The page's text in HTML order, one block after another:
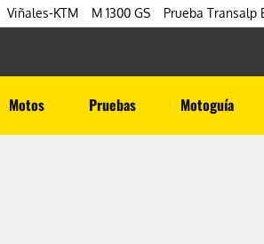
Viñales-KTM M 1300 GS Prueba Transalp
Motos Pruebas Motoguía